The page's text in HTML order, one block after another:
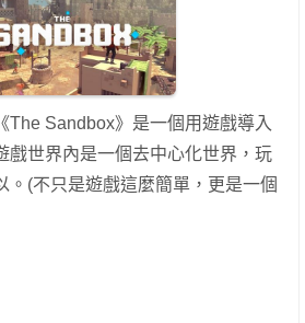
The Sandbox》是一個用遊戲導入
戲世界內是一個去中心化世界，玩
。(不只是遊戲這麼簡單，更是一個